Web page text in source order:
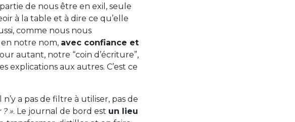
de nous être en exil, seule
à la table et à dire ce qu’elle
comme nous nous
en notre nom, avec confiance et
autant, notre “coin d’écriture”,
explications aux autres. C’est ce
n’y a pas de filtre à utiliser, pas de
». Le journal de bord est un lieu